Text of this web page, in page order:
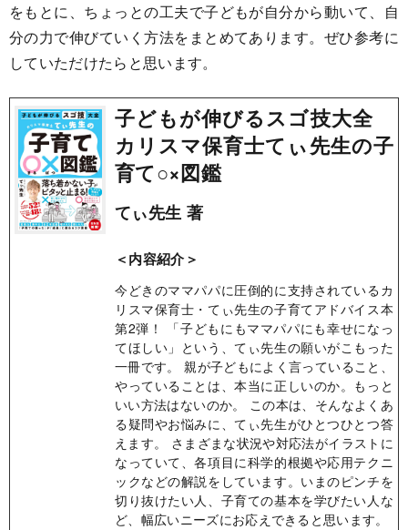
をもとに、ちょっとの工夫で子どもが自分から動いて、自
分の力で伸びていく方法をまとめてあります。ぜひ参考に
していただけたらと思います。
子どもが伸びるスゴ技大全
カリスマ保育士てぃ先生の子
育て○×図鑑
てぃ先生 著
＜内容紹介＞
今どきのママパパに圧倒的に支持されているカ
リスマ保育士・てぃ先生の子育てアドバイス本
第2弾！ 「子どもにもママパパにも幸せになっ
てほしい」という、てぃ先生の願いがこもった
一冊です。 親が子どもによく言っていること、
やっていることは、本当に正しいのか。もっと
いい方法はないのか。 この本は、そんなよくあ
る疑問やお悩みに、てぃ先生がひとつひとつ答
えます。 さまざまな状況や対応法がイラストに
なっていて、各項目に科学的根拠や応用テクニ
ックなどの解説をしています。いまのピンチを
切り抜けたい人、子育ての基本を学びたい人な
ど、幅広いニーズにお応えできると思います。